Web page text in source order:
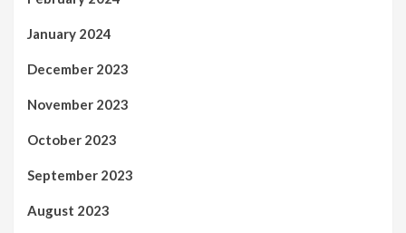
January 2024
December 2023
November 2023
October 2023
September 2023
August 2023